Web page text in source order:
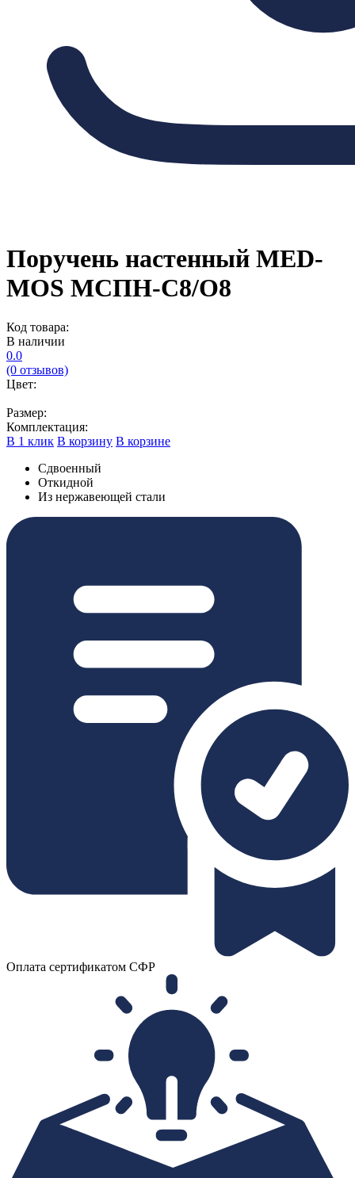
Поручень настенный MED-
MOS МСПН-С8/О8
Код товара:
В наличии
0.0
(0 отзывов)
Цвет:
Размер:
Комплектация:
В 1 клик В корзину В корзине
Сдвоенный
Откидной
Из нержавеющей стали
Оплата сертификатом СФР